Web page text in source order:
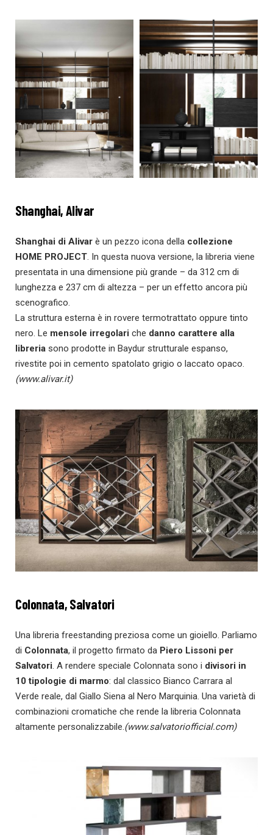
Shanghai, Alivar
Shanghai di Alivar è un pezzo icona della collezione
HOME PROJECT. In questa nuova versione, la libreria viene
presentata in una dimensione più grande – da 312 cm di
lunghezza e 237 cm di altezza – per un effetto ancora più
scenografico.
La struttura esterna è in rovere termotrattato oppure tinto
nero. Le mensole irregolari che danno carattere alla
libreria sono prodotte in Baydur strutturale espanso,
rivestite poi in cemento spatolato grigio o laccato opaco.
(www.alivar.it)
Colonnata, Salvatori
Una libreria freestanding preziosa come un gioiello. Parliamo
di Colonnata, il progetto firmato da Piero Lissoni per
Salvatori. A rendere speciale Colonnata sono i divisori in
10 tipologie di marmo: dal classico Bianco Carrara al
Verde reale, dal Giallo Siena al Nero Marquinia. Una varietà di
combinazioni cromatiche che rende la libreria Colonnata
altamente personalizzabile.‎(www.salvatoriofficial.com)